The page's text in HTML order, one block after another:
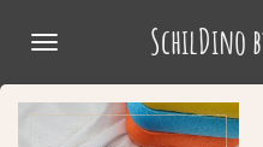
Hauptinhalt
springen
SchilDino